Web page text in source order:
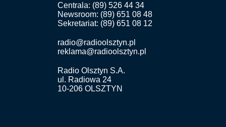
Centrala: (89) 526 44 34
Newsroom: (89) 651 08 48
Sekretariat: (89) 651 08 12
radio@radioolsztyn.pl
reklama@radioolsztyn.pl
Radio Olsztyn S.A.
ul. Radiowa 24
10-206 OLSZTYN